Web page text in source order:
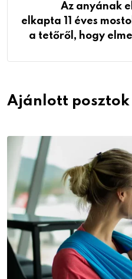
Az anyának
elkapta 11 éves
a tetőről, hogy
Ajánlott posztok